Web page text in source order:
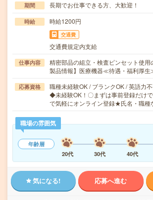
期間 長期でお仕事できる方、大歓迎！
時給 時給1200円
交通費
交通費規定内支給
仕事内容
精密部品の組立・検査ピンセット使用
製品情報】医療機器≪待遇・福利厚
応募資格
職種未経験OK / ブランクOK / 英語力
◆未経験OK！〇まずは事前登録だけ
で気軽にオンライン登録★氏名・職
職場の雰囲気
年齢層
20代
30代 40代
気になる! 応募へ進む